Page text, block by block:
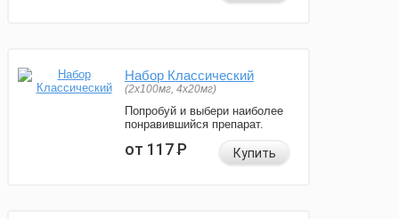
Набор Классический
(2x100мг, 4x20мг)
Попробуй и выбери наиболее
понравившийся препарат.
от 117Р Купить